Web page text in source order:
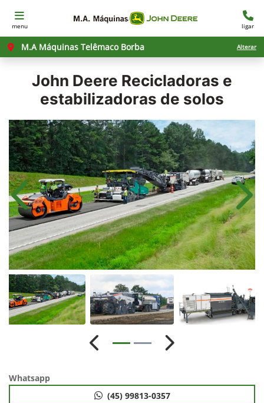
menu ligar
M.A Máquinas Telêmaco Borba Alterar
John Deere Recicladoras e
estabilizadoras de solos
Anterior
Anterior Próximo
Whatsapp
(45) 99813-0357